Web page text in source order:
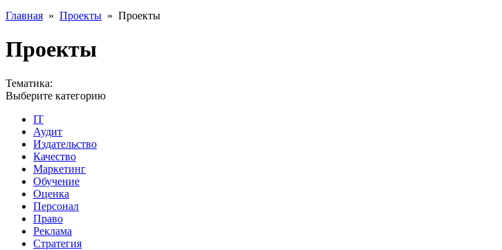
Главная » Проекты » Проекты
Проекты
Тематика:
Выберите категорию
IT
Аудит
Издательство
Качество
Маркетинг
Обучение
Оценка
Персонал
Право
Реклама
Стратегия